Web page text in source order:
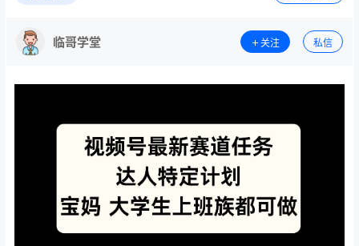
临哥学堂 关注 私信